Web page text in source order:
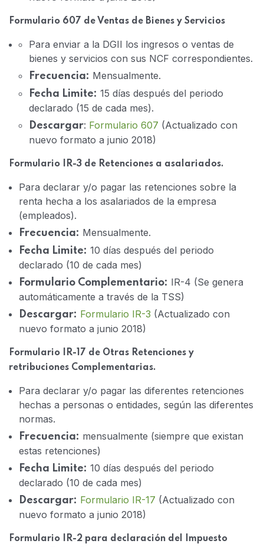
Formulario 607 de Ventas de Bienes y Servicios
Para enviar a la DGII los ingresos o ventas de
bienes y servicios con sus NCF correspondientes.
Frecuencia: Mensualmente.
Fecha Limite: 15 días después del periodo
declarado (15 de cada mes).
Descargar: Formulario 607 (Actualizado con
nuevo formato a junio 2018)
Formulario IR-3 de Retenciones a asalariados.
Para declarar y/o pagar las retenciones sobre la
renta hecha a los asalariados de la empresa
(empleados).
Frecuencia: Mensualmente.
Fecha Limite: 10 días después del periodo
declarado (10 de cada mes)
Formulario Complementario: IR-4 (Se genera
automáticamente a través de la TSS)
Descargar: Formulario IR-3 (Actualizado con
nuevo formato a junio 2018)
Formulario IR-17 de Otras Retenciones y
retribuciones Complementarias.
Para declarar y/o pagar las diferentes retenciones
hechas a personas o entidades, según las diferentes
normas.
Frecuencia: mensualmente (siempre que existan
estas retenciones)
Fecha Limite: 10 días después del periodo
declarado (10 de cada mes)
Descargar: Formulario IR-17 (Actualizado con
nuevo formato a junio 2018)
Formulario IR-2 para declaración del Impuesto